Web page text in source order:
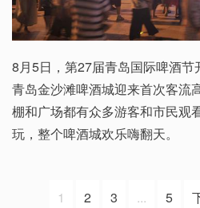
8月5日，第27届青岛国际啤酒节
青岛金沙滩啤酒城迎来首次客流
棚和广场都有众多游客和市民观
玩，整个啤酒城欢乐嗨翻天。
1 2 3 ... 5